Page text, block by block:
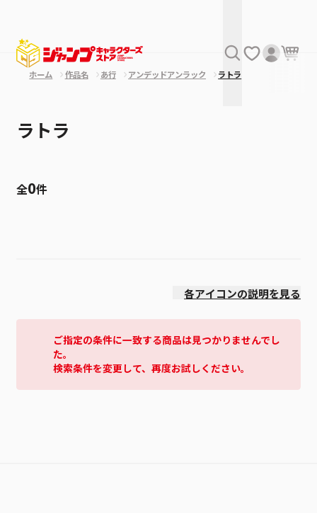
ホーム 作品名 あ行 アンデッドアンラック ラトラ
ラトラ
全0件
各アイコンの説明を見る
ご指定の条件に一致する商品は見つかりませんでし
た。
検索条件を変更して、再度お試しください。